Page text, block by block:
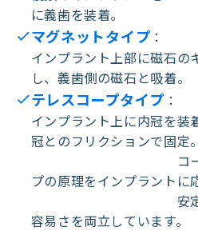
に義歯を装着。
マグネットタイプ ：
インプラント上部に磁石の
し、義歯側の磁石と吸着。
テレスコープタイプ ：
インプラント上に内冠を装
冠とのフリクションで固定。
コ
プの原理をインプラントに
安
容易さを両立しています。